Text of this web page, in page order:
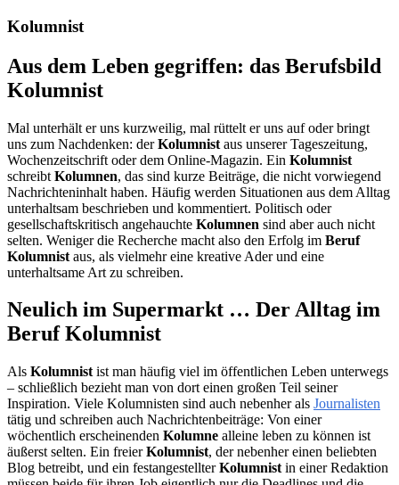
Kolumnist
Aus dem Leben gegriffen: das Berufsbild
Kolumnist
Mal unterhält er uns kurzweilig, mal rüttelt er uns auf oder bringt
uns zum Nachdenken: derKolumnist aus unserer Tageszeitung,
Wochenzeitschrift oder dem Online-Magazin. Ein Kolumnist
schreibt Kolumnen, das sind kurze Beiträge, die nicht vorwiegend
Nachrichteninhalt haben. Häufig werden Situationen aus dem Alltag
unterhaltsam beschrieben und kommentiert. Politisch oder
gesellschaftskritisch angehauchte Kolumnen sind aber auch nicht
selten. Weniger die Recherche macht also den Erfolg im Beruf
Kolumnist aus, als vielmehr eine kreative Ader und eine
unterhaltsame Art zu schreiben.
Neulich im Supermarkt … Der Alltag im
Beruf Kolumnist
Als Kolumnist ist man häufig viel im öffentlichen Leben unterwegs
– schließlich bezieht man von dort einen großen Teil seiner
Inspiration. Viele Kolumnisten sind auch nebenher als Journalisten
tätig und schreiben auch Nachrichtenbeiträge: Von einer
wöchentlich erscheinenden Kolumne alleine leben zu können ist
äußerst selten. Ein freierKolumnist, der nebenher einen beliebten
Blog betreibt, und ein festangestellterKolumnist in einer Redaktion